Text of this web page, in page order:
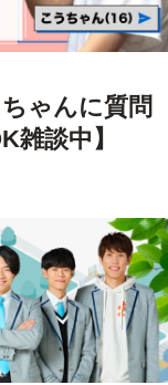
ゃんに質問
雑談中】